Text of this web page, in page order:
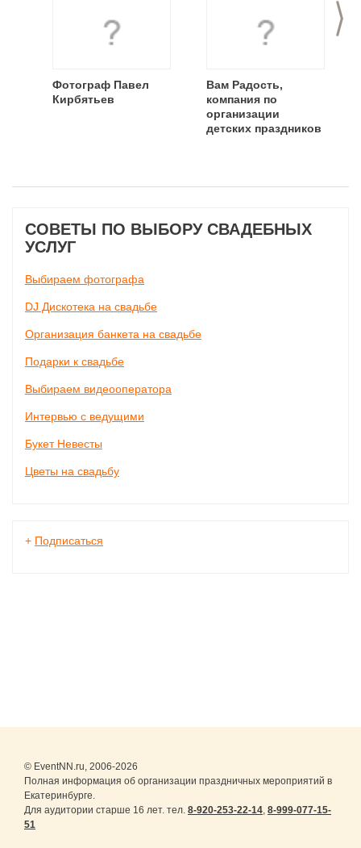
>
Фотограф Павел
Кирбятьев
Вам Радость,
компания по
организации
детских праздников
СОВЕТЫ ПО ВЫБОРУ СВАДЕБНЫХ
УСЛУГ
Выбираем фотографа
DJ Дискотека на свадьбе
Организация банкета на свадьбе
Подарки к свадьбе
Выбираем видеооператора
Интервью с ведущими
Букет Невесты
Цветы на свадьбу
+ Подписаться
© EventNN.ru, 2006-2026
Полная информация об организации праздничных мероприятий в
Екатеринбурге.
Для аудитории старше 16 лет. тел. 8-920-253-22-14, 8-999-077-15-
51